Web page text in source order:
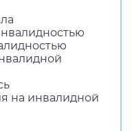
на инвалидной